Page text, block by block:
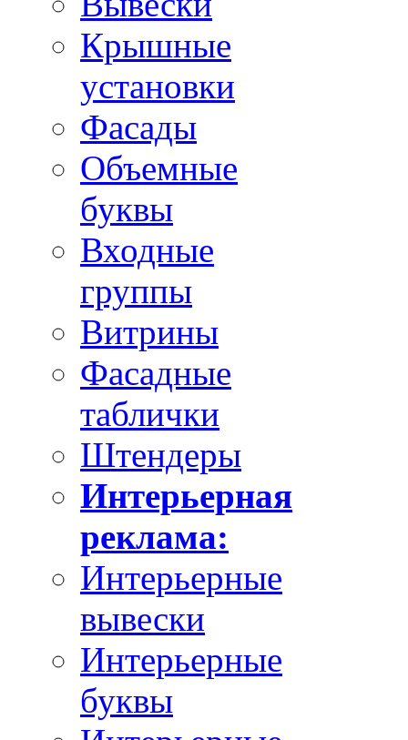
Крышные
установки
Фасады
Объемные
буквы
Входные
группы
Витрины
Фасадные
таблички
Штендеры
Интерьерная
реклама:
Интерьерные
вывески
Интерьерные
буквы